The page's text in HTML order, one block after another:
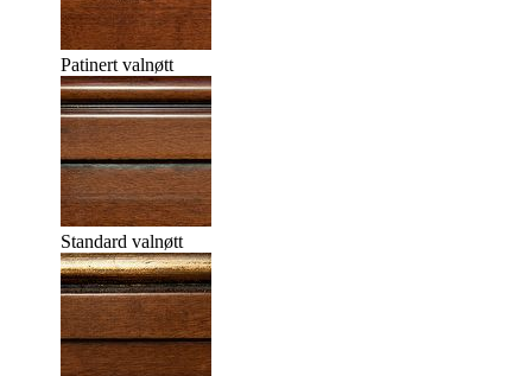
Patinert valnøtt
Standard valnøtt